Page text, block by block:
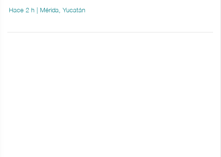
Hace 2 h | Mérida, Yucatán